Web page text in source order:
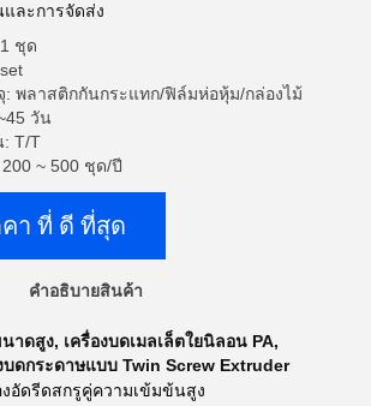
และการจัดส่ง
ชุด
: พลาสติกกันกระแทก/ฟิล์มห่อหุ้ม/กล่องไม้
วัน
: T/T
~ 500 ชุด/ปี
า ที่ ดี ที่สุด
คําอธิบายสินค้า
นาดสูง, เครื่องบดเมลเล็ตใยนิลอน PA,
บดกระดาษแบบ Twin Screw Extruder
งอัดรีดสกรูคู่ความเข้มข้นสูง